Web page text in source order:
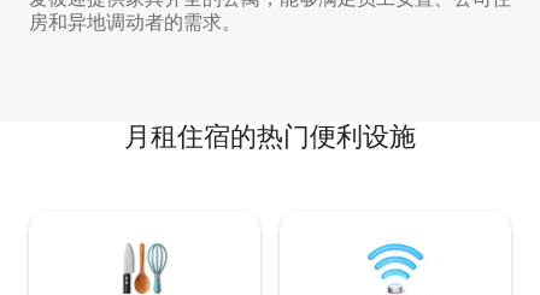
房和异地调动者的需求。
月租住宿的热门便利设施